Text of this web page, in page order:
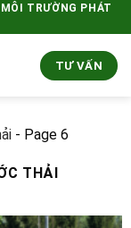
TRƯỜNG PHÁT
TƯ VẤN
- Page 6
THẢI